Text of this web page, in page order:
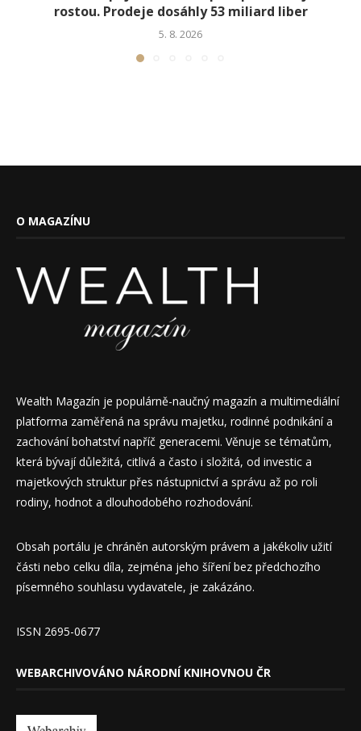
rostou. Prodeje dosáhly 53 miliard liber
5. 8. 2026
O MAGAZÍNU
Wealth Magazín je populárně-naučný magazín a multimediální
platforma zaměřená na správu majetku, rodinné podnikání a
zachování bohatství napříč generacemi. Věnuje se tématům,
která bývají důležitá, citlivá a často i složitá, od investic a
majetkových struktur přes nástupnictví a správu až po roli
rodiny, hodnot a dlouhodobého rozhodování.
Obsah portálu je chráněn autorským právem a jakékoliv užití
části nebo celku díla, zejména jeho šíření bez předchozího
písemného souhlasu vydavatele, je zakázáno.
ISSN 2695-0677
WEBARCHIVOVÁNO NÁRODNÍ KNIHOVNOU ČR